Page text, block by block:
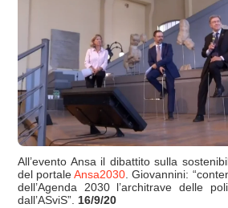
All’evento Ansa il dibattito sulla
del portaleAnsa2030. Giovannini:
dell’Agenda 2030 l’architrave delle
dall’ASviS”. 16/9/20